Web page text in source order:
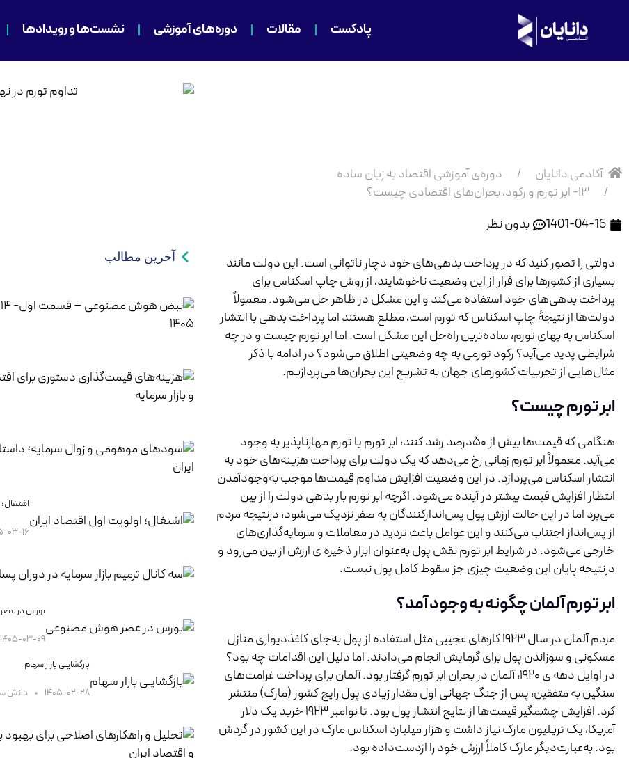
پادکست مقالات دوره‌های آموزشی نشست‌ها و رویدادها
آکادمی دانایان
دوره‌ی آموزشی اقتصاد به زبان ساده
۱۳- ابر تورم و رکود، بحران‌های اقتصادی چیست؟
1401-04-16
بدون نظر
دولتی را تصور کنید که در پرداخت بدهی‌های خود دچار ناتوانی است. این دولت مانند
بسیاری از کشورها برای فرار از این وضعیت ناخوشایند، از روش چاپ اسکناس برای
پرداخت بدهی‌های خود استفاده می‌کند و این مشکل در ظاهر حل می‌شود. معمولاً
دولت‌ها از نتیجهٔ چاپ اسکناس که تورم است، مطلع هستند اما پرداخت بدهی با انتشار
اسکناس به بهای تورم، ساده‌ترین راه‌حل این مشکل است. اما ابر تورم چیست و در چه
شرایطی پدید می‌آید؟ رکود تورمی به چه وضعیتی اطلاق می‌شود؟ در ادامه با ذکر
مثال‌هایی از تجربیات کشورهای جهان به تشریح این بحران‌ها می‌پردازیم.
ابر تورم چیست؟
هنگامی که قیمت‌ها بیش از ۵۰درصد رشد کنند، ابر تورم یا تورم مهارناپذیر به وجود
می‌آید. معمولاً ابر تورم زمانی رخ می‌دهد که یک دولت برای پرداخت هزینه‌های خود به
انتشار اسکناس می‌پردازد. در این وضعیت افزایش مداوم قیمت‌ها موجب به‌وجودآمدن
انتظار افزایش قیمت بیشتر در آینده می‌شود. اگرچه ابر تورم بار بدهی دولت را از بین
می‌برد اما در این حالت ارزش پول پس‌اندازکنندگان به صفر نزدیک می‌شود، درنتیجه مردم
از پس‌انداز اجتناب می‌کنند و این عوامل باعث تردید در معاملات و سرمایه‌گذاری‌های
خارجی می‌شود. در شرایط ابر تورم نقش پول به‌عنوان ابزار ذخیره ی ارزش از بین می‌رود و
درنتیجه پایان این وضعیت چیزی جز سقوط کامل پول نیست.
ابر تورم آلمان چگونه به وجود آمد؟
مردم آلمان در سال ۱۹۲۳ کارهای عجیبی مثل استفاده از پول به‌جای کاغذدیواری منازل
مسکونی و سوزاندن پول برای گرمایش انجام می‌دادند. اما دلیل این اقدامات چه بود؟
در اوایل دهه ی ۱۹۲۰، آلمان در بحران ابر تورم گرفتار بود. آلمان برای پرداخت غرامت‌های
سنگین به متفقین، پس از جنگ جهانی اول مقدار زیادی پول رایج کشور (مارک) منتشر
کرد. افزایش چشمگیر قیمت‌ها از نتایج انتشار پول بود. تا نوامبر ۱۹۲۳ خرید یک دلار
آمریکا، یک تریلیون مارک نیاز داشت و هزار میلیارد اسکناس مارک در این کشور در گردش
بود. به‌عبارت‌دیگر مارک کاملاً ارزش خود را ازدست‌داده بود.
آخرین مطالب
۱۴۰۵-
بورس در
۱۴۰۵-۰۳-۰۹
بازگشایـی بازار سهام
۱۴۰۵-۰۲-۲۸ دانش